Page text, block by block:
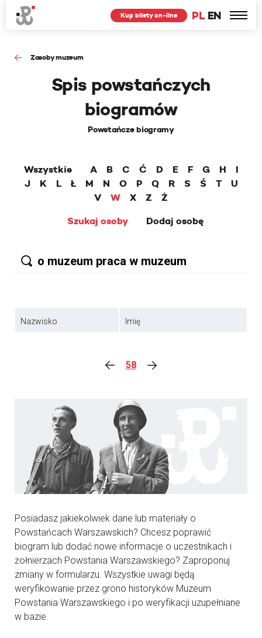
PL EN
Kup bilety on-line
Zasoby muzeum
Spis powstańczych
biogramów
Powstańcze biogramy
Wszystkie A B C Ć D E F G H
I
J
K L Ł M N O P Q R S Ś T
U
V
W X Z
Ż
Szukaj osoby
Dodaj osobę
Nazwisko Imię
58
Posiadasz jakiekolwiek dane lub materiały o
Powstańcach Warszawskich? Chcesz poprawić
biogram lub dodać nowe informacje o uczestnikach i
żołnierzach Powstania Warszawskiego? Zaproponuj
zmiany w formularzu. Wszystkie uwagi będą
weryfikowanie przez grono historyków Muzeum
Powstania Warszawskiego i po weryfikacji uzupełniane
w bazie.